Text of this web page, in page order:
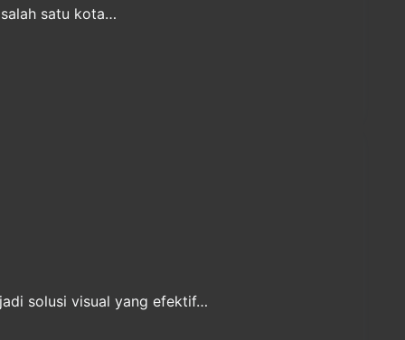
satu kota…
solusi visual yang efektif…